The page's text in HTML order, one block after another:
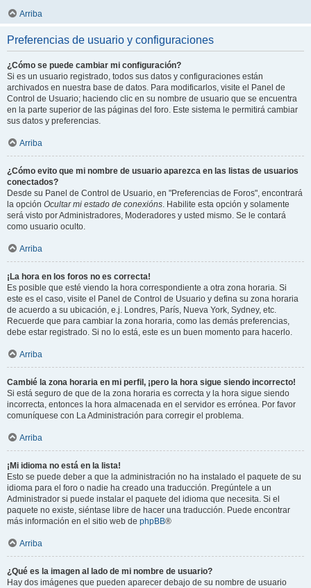
Arriba
Preferencias de usuario y configuraciones
¿Cómo se puede cambiar mi configuración?
Si es un usuario registrado, todos sus datos y configuraciones están
archivados en nuestra base de datos. Para modificarlos, visite el Panel de
Control de Usuario; haciendo clic en su nombre de usuario que se encuentra
en la parte superior de las páginas del foro. Este sistema le permitirá cambiar
sus datos y preferencias.
Arriba
¿Cómo evito que mi nombre de usuario aparezca en las listas de usuarios
conectados?
Desde su Panel de Control de Usuario, en "Preferencias de Foros", encontrará
la opción Ocultar mi estado de conexións. Habilite esta opción y solamente
será visto por Administradores, Moderadores y usted mismo. Se le contará
como usuario oculto.
Arriba
¡La hora en los foros no es correcta!
Es posible que esté viendo la hora correspondiente a otra zona horaria. Si
este es el caso, visite el Panel de Control de Usuario y defina su zona horaria
de acuerdo a su ubicación, e.j. Londres, París, Nueva York, Sydney, etc.
Recuerde que para cambiar la zona horaria, como las demás preferencias,
debe estar registrado. Si no lo está, este es un buen momento para hacerlo.
Arriba
Cambié la zona horaria en mi perfil, ¡pero la hora sigue siendo incorrecto!
Si está seguro de que de la zona horaria es correcta y la hora sigue siendo
incorrecta, entonces la hora almacenada en el servidor es errónea. Por favor
comuníquese con La Administración para corregir el problema.
Arriba
¡Mi idioma no está en la lista!
Esto se puede deber a que la administración no ha instalado el paquete de su
idioma para el foro o nadie ha creado una traducción. Pregúntele a un
Administrador si puede instalar el paquete del idioma que necesita. Si el
paquete no existe, siéntase libre de hacer una traducción. Puede encontrar
más información en el sitio web de phpBB®
Arriba
¿Qué es la imagen al lado de mi nombre de usuario?
Hay dos imágenes que pueden aparecer debajo de su nombre de usuario